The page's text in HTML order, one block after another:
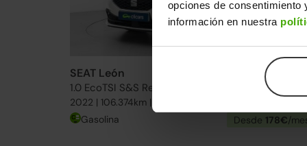
opciones de consentimiento
información en nuestra
SEAT León
1.0 EcoTSI S&S Reference 90
2022 | 106.374km | 90CV | Manual
15.990€
Gasolina Desde 178€/